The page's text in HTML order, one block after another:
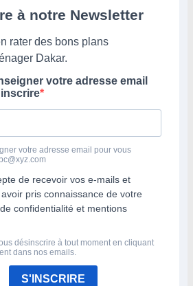
à notre Newsletter
rater des bons plans
Dakar.
votre adresse email
votre adresse email pour vous
de recevoir vos e-mails et
pris connaissance de votre
confidentialité et mentions
désinscrire à tout moment en cliquant
dans nos emails.
S'INSCRIRE